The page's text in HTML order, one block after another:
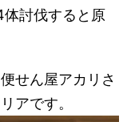
討伐すると原
せん屋アカリさ
アです。